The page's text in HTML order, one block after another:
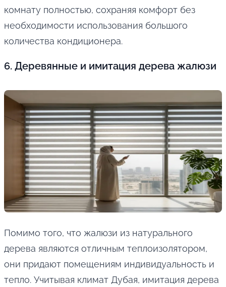
комнату полностью, сохраняя комфорт без
необходимости использования большого
количества кондиционера.
6. Деревянные и имитация дерева жалюзи
Помимо того, что жалюзи из натурального
дерева являются отличным теплоизолятором,
они придают помещениям индивидуальность и
тепло. Учитывая климат Дубая, имитация дерева